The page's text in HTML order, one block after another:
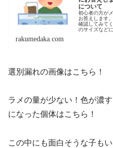
について
初心者の方が
お答えします
確認してみて
のサイズなど
rakumedaka.com
選別漏れの画像はこちら！
ラメの量が少ない！色が濃
になった個体はこちら！
この中にも面白そうな子も